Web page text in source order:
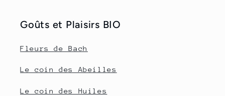
Goûts et Plaisirs BIO
Fleurs de Bach
Le coin des Abeilles
Le coin des Huiles